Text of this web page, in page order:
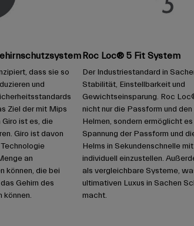
dass sie so
und
Ziel der mit Mips
ist es, die
Giro ist davon
an
können, die bei
Gehirn des
können.
Roc Loc® 5 Fit System
Der Industriestandard in
Stabilität, Einstellbarkeit und
Gewichtseinsparung. Roc
nicht nur die Passform und
Helmen, sondern ermöglicht
Spannung der Passform und
Helms in Sekundenschnelle
individuell einzustellen.
als vergleichbare Systeme,
ultimativen Luxus in Sachen
macht.